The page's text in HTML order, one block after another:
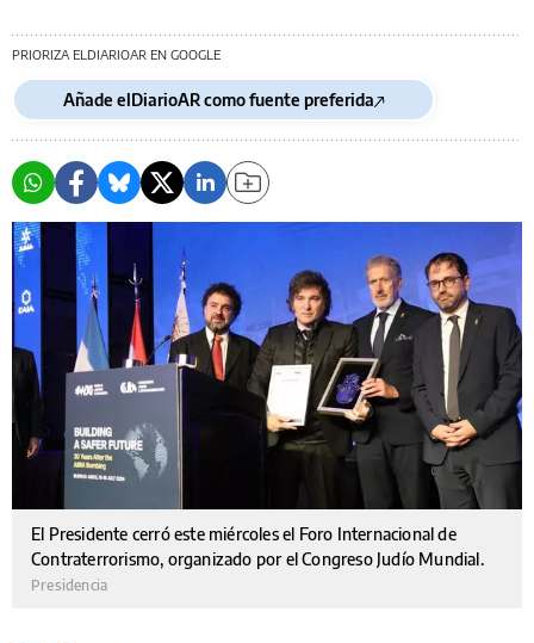
PRIORIZA ELDIARIOAR EN GOOGLE
Añade elDiarioAR como fuente preferida
El Presidente cerró este miércoles el Foro Internacional de
Contraterrorismo, organizado por el Congreso Judío Mundial.
Presidencia